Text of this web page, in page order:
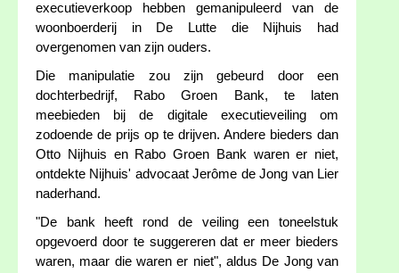
executieverkoop hebben gemanipuleerd van de
woonboerderij in De Lutte die Nijhuis had
overgenomen van zijn ouders.
Die manipulatie zou zijn gebeurd door een
dochterbedrijf, Rabo Groen Bank, te laten
meebieden bij de digitale executieveiling om
zodoende de prijs op te drijven. Andere bieders dan
Otto Nijhuis en Rabo Groen Bank waren er niet,
ontdekte Nijhuis' advocaat Jerôme de Jong van Lier
naderhand.
"De bank heeft rond de veiling een toneelstuk
opgevoerd door te suggereren dat er meer bieders
waren, maar die waren er niet", aldus De Jong van